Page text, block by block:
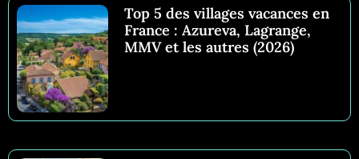
Top 5 des villages vacances en
France : Azureva, Lagrange,
MMV et les autres (2026)